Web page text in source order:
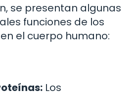
se presentan algunas
funciones de los
el cuerpo humano:
Los